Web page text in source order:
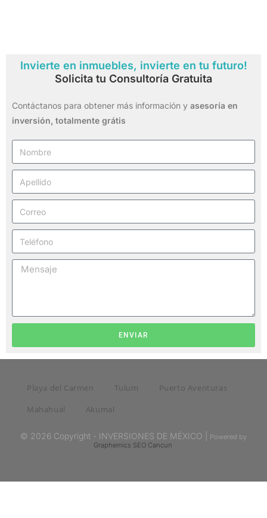
Invierte en inmuebles, invierte en tu futuro!
Solicita tu Consultoría Gratuita
Contáctanos para obtener más información y asesoría en
inversión, totalmente grátis
ENVIAR
Playa del Carmen Tulum
Puerto Aventuras
Mahahual
Akumal
© 2026 Copyright - INVERSIONES DE MÉXICO |
Powered by
Graphemics SEO Cancun